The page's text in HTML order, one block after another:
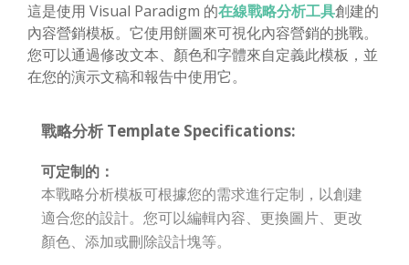
這是使用 Visual Paradigm 的在線戰略分析工具創建的
內容營銷模板。它使用餅圖來可視化內容營銷的挑戰。
您可以通過修改文本、顏色和字體來自定義此模板，並
在您的演示文稿和報告中使用它。
戰略分析 Template Specifications:
可定制的：
本戰略分析模板可根據您的需求進行定制，以創建
適合您的設計。您可以編輯內容、更換圖片、更改
顏色、添加或刪除設計塊等。